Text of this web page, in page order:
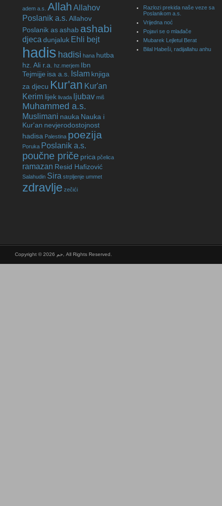
adem a.s. Allah Allahov
Poslanik a.s. Allahov
Poslanik asashab ashabi
djeca dunjaluk Ehli bejt
hadis hadisi hana hutba
hz. Ali r.a.
hz.merjem Ibn
Tejmijje isa a.s. Islam knjiga
za djecu Kur'an Kur'an
Kerim lijek livada ljubav miš
Muhammed a.s.
Muslimani nauka Nauka i
Kur'an nevjerodostojnost
hadisa Palestina poezija
Poruka Poslanik a.s.
poučne priče prica pčelica
ramazan Resid Hafizović
Salahudin Sira strpljenje ummet
zdravlje zečići
Razlozi prekida naše veze sa
Poslanikom a.s.
Vrijedna noć
Pojavi se o mlađače
Mubarek Lejletul Berat
Bilal Habeši, radijallahu anhu
Copyright © 2026 حم, All Rights Reserved.